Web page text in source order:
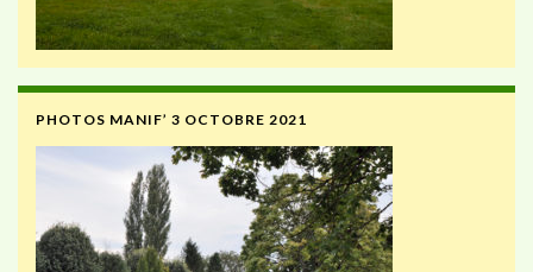
PHOTOS MANIF’ 3 OCTOBRE 2021